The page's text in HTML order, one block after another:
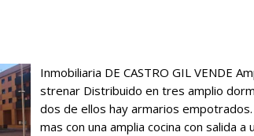
Inmobiliaria DE CASTRO GIL VENDE
strenar Distribuido en tres amplio
dos de ellos hay armarios empotrados.
mas con una amplia cocina con salida a